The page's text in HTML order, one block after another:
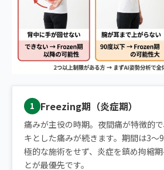
1 Freezing期（炎症期）
痛みが主役の時期。夜間痛が特徴的
キとした痛みが続きます。期間は3〜
極的な施術をせず、炎症を鎮め拘縮
とが最優先です。